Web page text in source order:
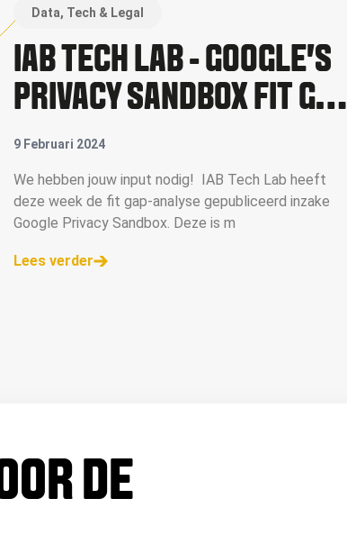
Data, Tech & Legal
IAB TECH LAB - GOOGLE'S
PRIVACY SANDBOX FIT GAP
ANALYSIS
9 Februari 2024
We hebben jouw input nodig! IAB Tech Lab heeft
deze week de fit gap-analyse gepubliceerd inzake
Google Privacy Sandbox. Deze is m
Lees verder
DE